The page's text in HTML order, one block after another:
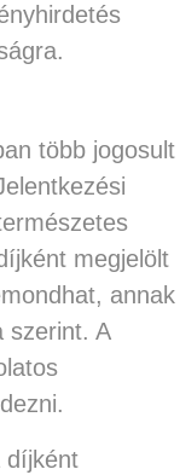
több jogosult
megjelölt
annak
szerint. A
díjként